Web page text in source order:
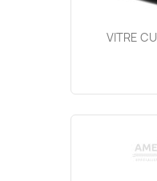
VITRE